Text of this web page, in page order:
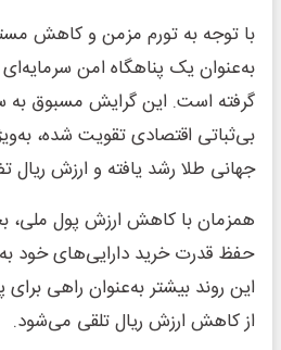
با توجه به تورم مزمن و کاهش
به‌عنوان یک پناهگاه امن
گرفته است. این گرایش مسبوق به
بی‌ثباتی اقتصادی تقویت شده،
جهانی طلا رشد یافته و ارزش
همزمان با کاهش ارزش پول ملی،
حفظ قدرت خرید دارایی‌های خود به
این روند بیشتر به‌عنوان راهی
از کاهش ارزش ریال تلقی می‌شود.